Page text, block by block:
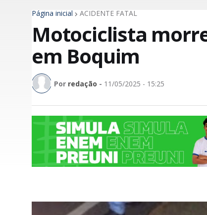
Página inicial ACIDENTE FATAL
Motociclista
em Boquim
Por redação - 11/05/2025 - 15:25